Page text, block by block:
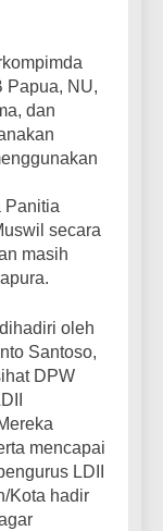
Papua, NU,
dan
Panitia
secara
masih
oleh
Santoso,
DPW
mencapai
LDII
Kota hadir